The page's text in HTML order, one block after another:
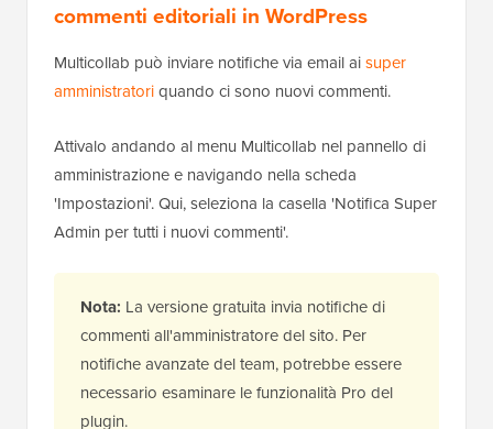
commenti editoriali in WordPress
Multicollab può inviare notifiche via email aisuper
amministratoriquando ci sono nuovi commenti.
Attivalo andando al menu Multicollab nel pannello di
amministrazione e navigando nella scheda
'Impostazioni'. Qui, seleziona la casella 'Notifica Super
Admin per tutti i nuovi commenti'.
Nota: La versione gratuita invia notifiche di
commenti all'amministratore del sito. Per
notifiche avanzate del team, potrebbe essere
necessario esaminare le funzionalità Pro del
plugin.